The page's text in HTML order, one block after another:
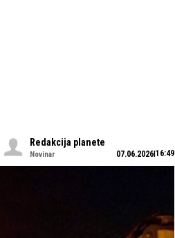
Redakcija planete
Novinar 07.06.2026 16:49